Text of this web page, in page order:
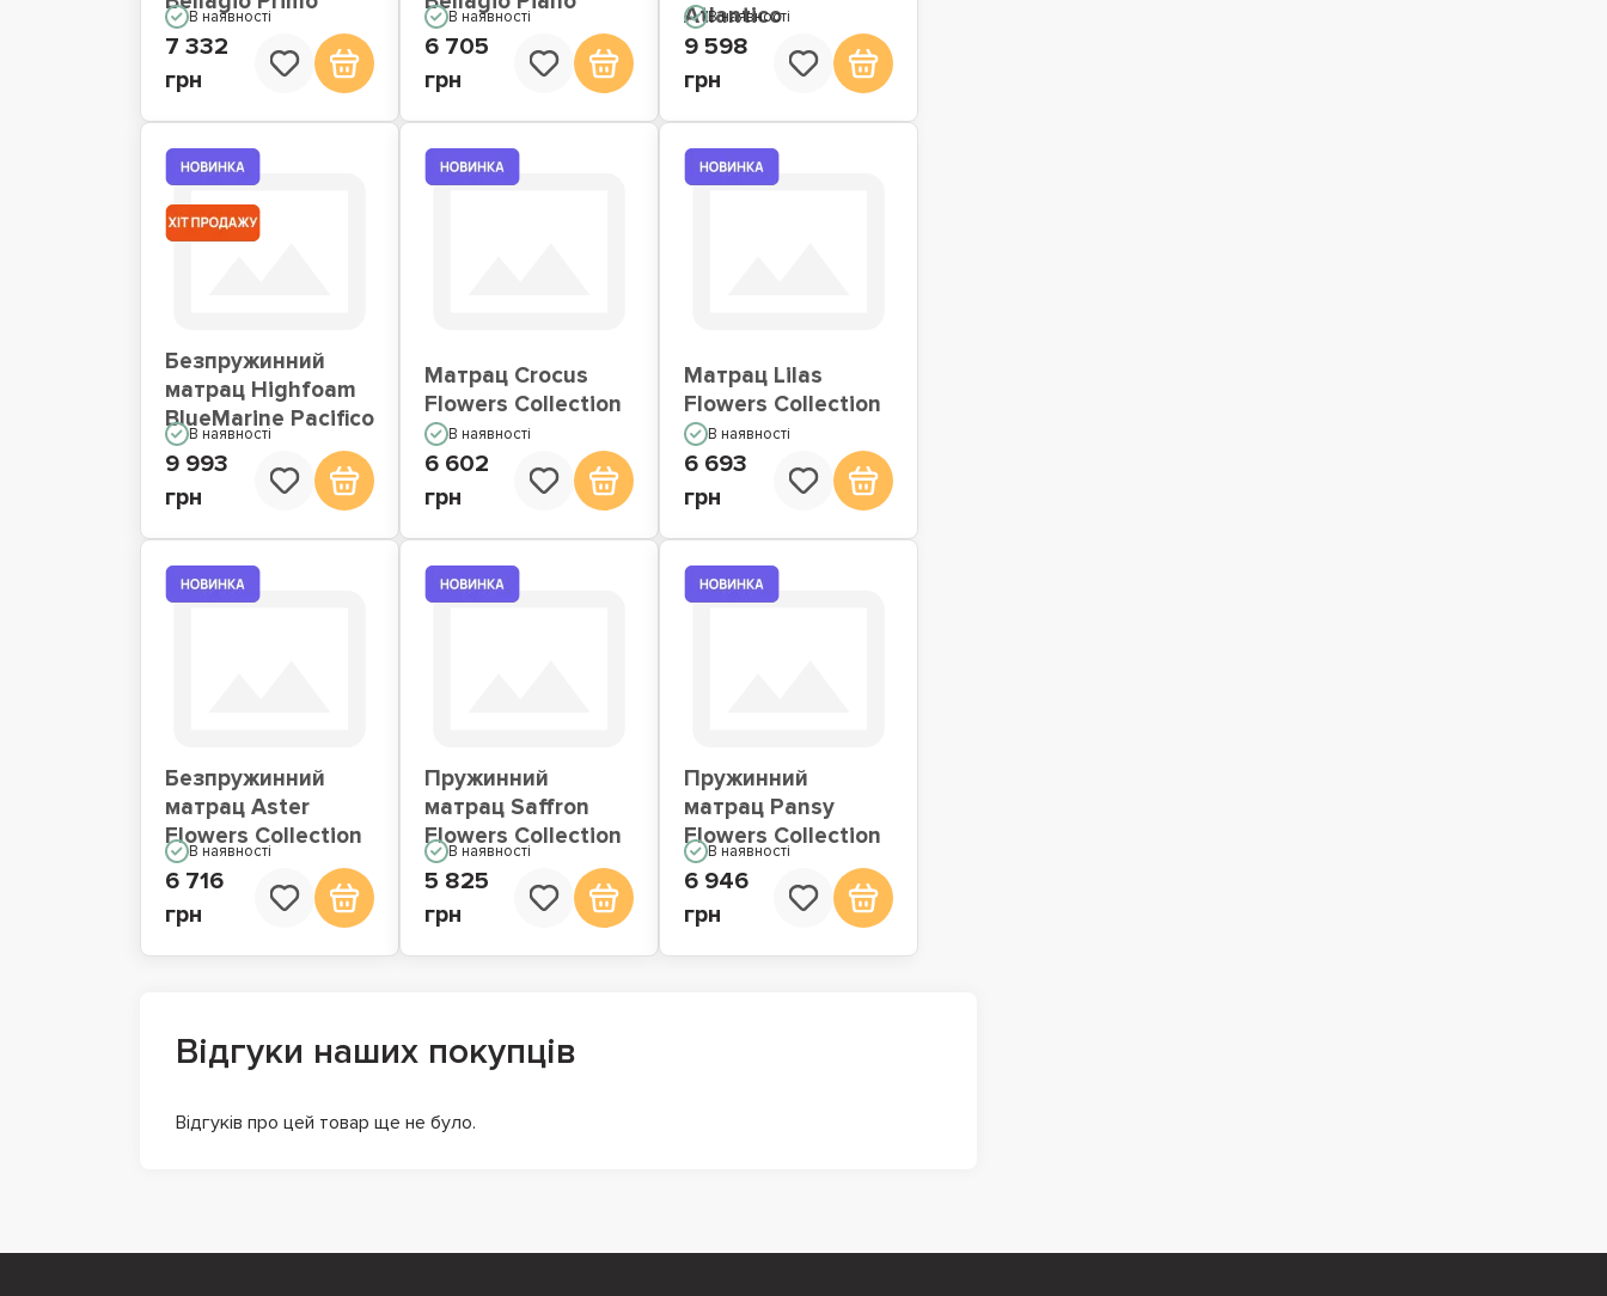
В наявності
7 332
грн
В наявності
6 705
грн
Atlantico
В наявності
9 598
грн
Безпружинний
матрац Highfoam
BlueMarine Pacifico
В наявності
9 993
грн
Матрац Crocus
Flowers Collection
В наявності
6 602
грн
Матрац Lilas
Flowers Collection
В наявності
6 693
грн
Безпружинний
матрац Aster
Flowers Collection
В наявності
6 716
грн
Пружинний
матрац Saffron
Flowers Collection
В наявності
5 825
грн
Пружинний
матрац Pansy
Flowers Collection
В наявності
6 946
грн
Відгуки наших покупців
Відгуків про цей товар ще не було.